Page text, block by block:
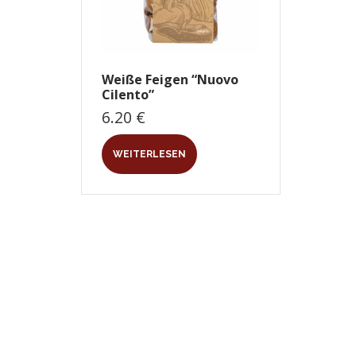
Weiße Feigen “Nuovo
Cilento”
6.20 €
WEITERLESEN